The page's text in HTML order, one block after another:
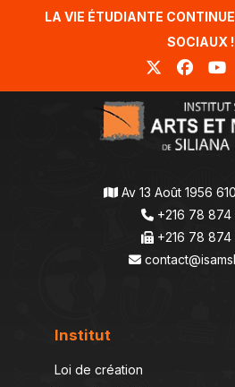
LA VIE ÉTUDIANTE
SOCIAUX !
Av 13 Août 1956
+216 78 874
+216 78 874
Institut
Loi de création